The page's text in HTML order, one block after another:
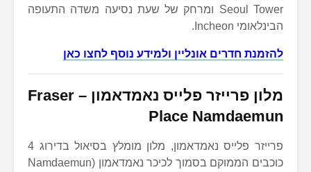
Seoul Tower ומרחק של שעת נסיעה משדה התעופה
הבינלאומי Incheon.
להזמנת חדרים אונליין ולמידע נוסף לחצו כאן
מלון פרייזר פלייס נאמדאמון –
Fraser
Place Namdaemun
פרייזר פלייס נאמדאמון, מלון מומלץ בסיאול בדירוג 4
כוכבים הממוקם בסמוך לכיכר נאמדאמון (Namdaemun